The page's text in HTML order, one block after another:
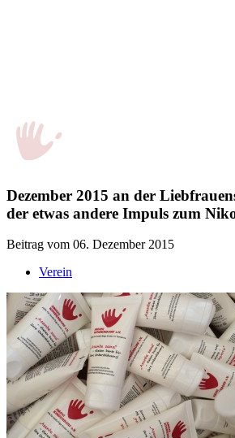
Dezember 2015 an der
der etwas andere Impuls zum
Beitrag vom 06. Dezember 2015
Verein